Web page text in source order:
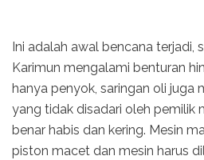
Ini adalah awal bencana terjadi,
Karimun mengalami benturan
hanya penyok, saringan oli juga
yang tidak disadari oleh pemilik
benar habis dan kering. Mesin
piston macet dan mesin harus